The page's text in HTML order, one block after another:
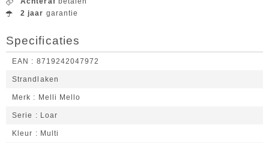
2 jaar garantie
Specificaties
EAN 8719242047972
Strandlaken
Merk Melli Mello
Serie Loar
Kleur Multi